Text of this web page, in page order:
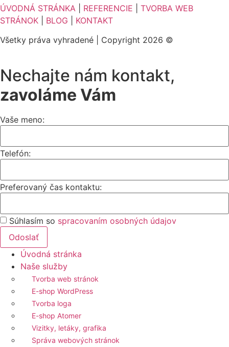
ÚVODNÁ STRÁNKA REFERENCIE
TVORBA WEB
STRÁNOK
BLOG
KONTAKT
Všetky práva vyhradené | Copyright 2026 ©
Nechajte nám kontakt,
zavoláme Vám
Vaše meno:
Telefón:
Preferovaný čas kontaktu:
Súhlasím so spracovaním osobných údajov
Odoslať
Úvodná stránka
Naše služby
Tvorba web stránok
E-shop WordPress
Tvorba loga
E-shop Atomer
Vizitky, letáky, grafika
Správa webových stránok